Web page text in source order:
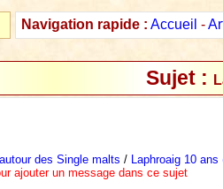
Navigation rapide : Accueil -
Sujet :
des Single malts / Laphroaig 10 ans
ajouter un message dans ce sujet